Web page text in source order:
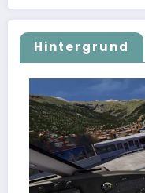
Hintergrund